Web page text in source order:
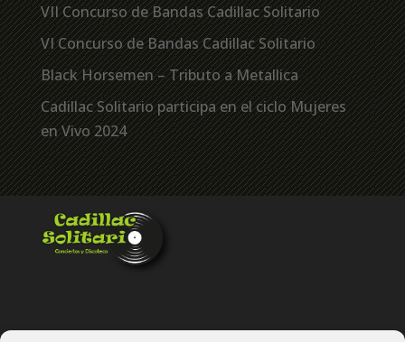
VII Concurso de Bandas Cadillac Solitario
VI Concurso de Bandas Cadillac Solitario
Black Horsemen – Tributo a Metallica
Cadillac Solitario participa en el ciclo Mujeres
en Vivo 2024